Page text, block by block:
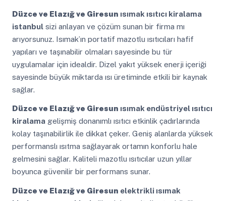
Düzce ve Elazığ ve Giresun ısımak ısıtıcı kiralama
istanbulsizi anlayan ve çözüm sunan bir firma mı
arıyorsunuz. Isımak’ın portatif mazotlu ısıtıcıları hafif
yapıları ve taşınabilir olmaları sayesinde bu tür
uygulamalar için idealdir. Dizel yakıt yüksek enerji içeriği
sayesinde büyük miktarda ısı üretiminde etkili bir kaynak
sağlar.
Düzce ve Elazığ ve Giresun ısımak endüstriyel ısıtıcı
kiralamagelişmiş donanımlı ısıtıcı etkinlik çadırlarında
kolay taşınabilirlik ile dikkat çeker. Geniş alanlarda yüksek
performanslı ısıtma sağlayarak ortamın konforlu hale
gelmesini sağlar. Kaliteli mazotlu ısıtıcılar uzun yıllar
boyunca güvenilir bir performans sunar.
Düzce ve Elazığ ve Giresun elektrikli ısımak